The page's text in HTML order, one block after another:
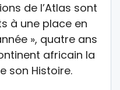
de l’Atlas sont
à une place en
», quatre ans
africain la
son Histoire.